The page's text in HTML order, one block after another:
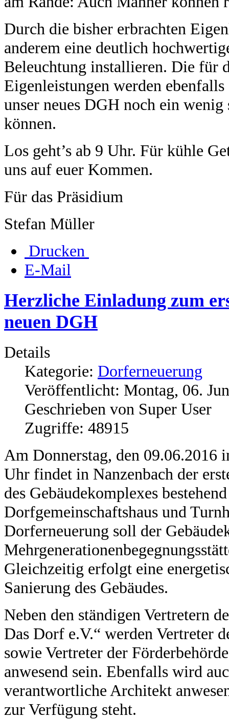
Durch die bisher erbrachten
anderem eine deutlich
Beleuchtung installieren. Die für
Eigenleistungen werden
unser neues DGH noch ein wenig
können.
Los geht’s ab 9 Uhr. Für kühle
uns auf euer Kommen.
Für das
Stefan Müller
Drucken
E-Mail
Herzliche Einladung zum
neuen DGH
Details
Kategorie: Dorferneuerung
Veröffentlicht: Montag, 06.
Geschrieben von Super User
Zugriffe: 48915
Am Donnerstag, den 09.06.2016
Uhr findet in Nanzenbach der
des Gebäudekomplexes
Dorfgemeinschaftshaus und
Dorferneuerung soll der
Gleichzeitig erfolgt eine
Sanierung des Gebäudes.
Neben den ständigen Vertretern
Das Dorf e.V.“ werden Vertreter
sowie Vertreter der
anwesend sein. Ebenfalls wird
verantwortliche Architekt
zur Verfügung steht.